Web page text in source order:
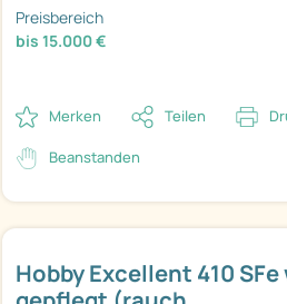
Hobby Excellent 410
Preisbereich
bis 15.000 €
Merken Teilen
Beanstanden